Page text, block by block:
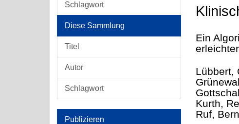
Schlagwort
Diese Sammlung
Titel
Autor
Schlagwort
Publizieren
Ein
Lübbert,
Kurth,
Ruf,